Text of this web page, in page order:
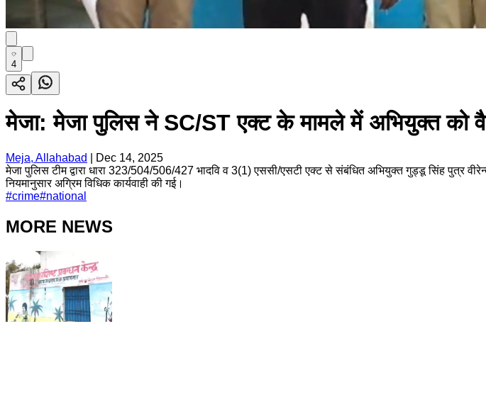
4
मेजा: मेजा पुलिस ने SC/ST एक्ट के मामले में अभियुक्त को
Meja, Allahabad
Dec 14, 2025
मेजा पुलिस टीम द्वारा धारा 323/504/506/427 भादवि व 3(1) एससी/एसटी एक्ट से संबंधित अभियुक्त गुड्डू सिंह पुत्र
नियमानुसार अग्रिम विधिक कार्यवाही की गई।
#crime#national
MORE NEWS